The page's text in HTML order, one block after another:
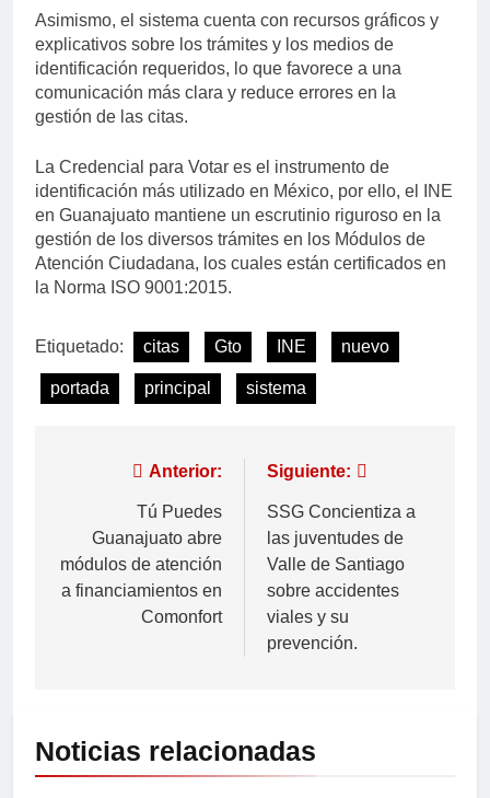
Asimismo, el sistema cuenta con recursos gráficos y
explicativos sobre los trámites y los medios de
identificación requeridos, lo que favorece a una
comunicación más clara y reduce errores en la
gestión de las citas.
La Credencial para Votar es el instrumento de
identificación más utilizado en México, por ello, el INE
en Guanajuato mantiene un escrutinio riguroso en la
gestión de los diversos trámites en los Módulos de
Atención Ciudadana, los cuales están certificados en
la Norma ISO 9001:2015.
Etiquetado: citas Gto INE nuevo
portada principal sistema
Anterior:
Tú Puedes
Guanajuato abre
módulos de atención
a financiamientos en
Comonfort
Siguiente:
SSG Concientiza a
las juventudes de
Valle de Santiago
sobre accidentes
viales y su
prevención.
Noticias relacionadas